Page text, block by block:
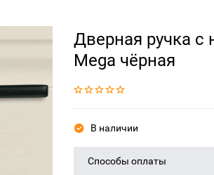
Дверная ручка с
Mega чёрная
В наличии
Способы оплаты